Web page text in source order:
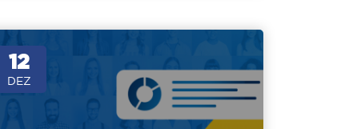
12
DEZ